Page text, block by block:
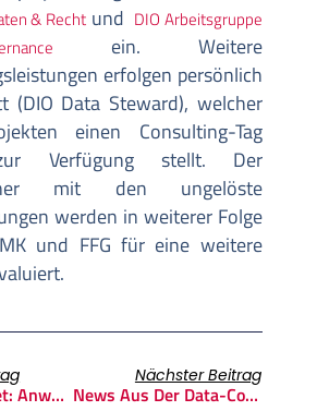
& Recht und DIO Arbeitsgruppe
ein. Weitere
erfolgen persönlich
(DIO Data Steward), welcher
einen Consulting-Tag
Verfügung stellt. Der
mit den ungelöste
werden in weiterer Folge
und FFG für eine weitere
Katharina Bisset: Anwältin, Nerd, Gründerin, Multipotentialistin
Nächster Beitrag
News Aus Der Data-Community: MyData Weekly Digest